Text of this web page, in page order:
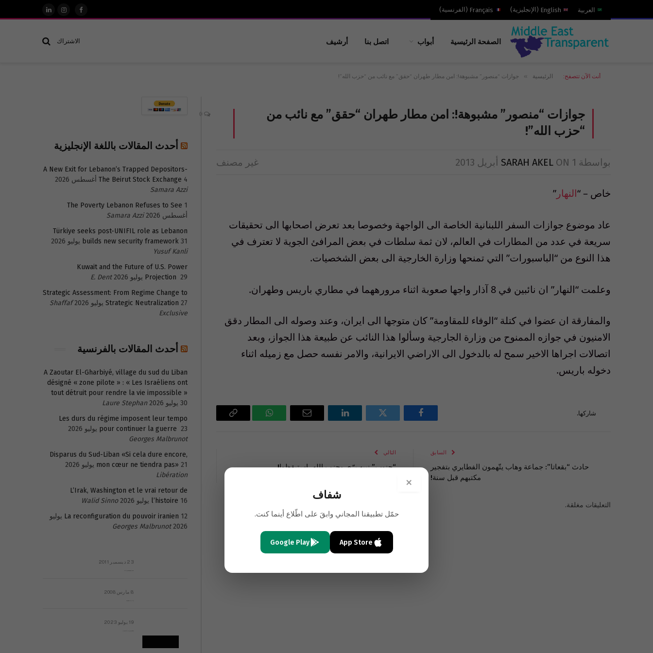
العربية English
( الإنجليزية)
Français
( الفرنسية)
فيسبوكالانستغرام
لينكدإن
الصفحة الرئيسية أبواب اتصل بنا أرشيف الاشتراك
أنت الآن تتصفح: الرئيسية » جوازات “منصور” مشبوهة!: امن مطار طهران “حقق” مع نائب من “حزب الله”!
جوازات “منصور” مشبوهة!: امن مطار طهران “حقق” مع نائب من
“حزب الله”!
بواسطة SARAH AKEL ON 1 أبريل 2013 غير مصنف
خاص – “النهار ”
عاد موضوع جوازات السفر اللبنانية الخاصة الى الواجهة وخصوصا بعد تعرض اصحابها الى تحقيقات
سريعة في عدد من المطارات في العالم، لان ثمة سلطات في بعض المرافئ الجوية لا تعترف في
هذا النوع من “الباسبورات” التي تمنحها وزارة الخارجية الى بعض الشخصيات.
وعلمت “النهار” ان نائبين في 8 آذار واجها صعوبة اثناء مرورههما في مطاري باريس وطهران.
والمفارقة ان عضوا في كتلة “الوفاء للمقاومة” كان متوجها الى ايران، وعند وصوله الى المطار دقق
الامنيون في جوازه الممنوح من وزارة الجارجية وسألوا هذا النائب عن طبيعة هذا الجواز، وبعد
اتصالات اجراها الاخير سمح له بالدخول الى الاراضي الايرانية، والامر نفسه حصل مع زميله اثناء
دخوله باريس.
شاركها.
فيسبوك تويتر لينكدإن
البريد
واتساب
Copy
السابق
حادث “بقعاتا”: جماعة وهاب يتّهمون الفطايري بتفجير
مكتبهم قبل سنة!
التالي
“جنوب” نبيه برّي وحزب الله، استيقظوا!
التعليقات مغلقة.
أحدث المقالات باللغة الإنجليزية
A New Exit for Lebanon’s Trapped Depositors-
The Beirut Stock Exchange 4 أغسطس 2026
Samara Azzi
The Poverty Lebanon Refuses to See 1
أغسطس 2026
Samara Azzi
Türkiye seeks post-UNIFIL role as Lebanon
builds new security framework 31 يوليو 2026
Yusuf Kanli
Kuwait and the Future of U.S. Power
Projection 29 يوليو 2026
E. Dent
Strategic Assessment: From Regime Change to
Strategic Neutralization 27 يوليو 2026
Shaffaf
Exclusive
أحدث المقالات بالفرنسية
A Zaoutar El-Gharbiyé, village du sud du Liban
désigné « zone pilote » : « Les Israéliens ont
tout détruit pour rendre la vie impossible »
30 يوليو 2026
Laure Stephan
Les durs du régime imposent leur tempo
pour continuer la guerre 23 يوليو 2026
Georges Malbrunot
Disparus du Sud-Liban «Si cela dure encore,
mon cœur ne tiendra pas» 21 يوليو 2026
Libération
L’Irak, Washington et le vrai retour de
l’histoire 16 يوليو 2026
Walid Sinno
La reconfiguration du pouvoir iranien 12 يوليو
2026
Georges Malbrunot
23 ديسمبر 2011
8 مارس 2008
19 يوليو 2023
×
شفاف
حمّل تطبيقنا المجاني وابقَ على اطّلاع أينما كنت.
App Store
Google Play